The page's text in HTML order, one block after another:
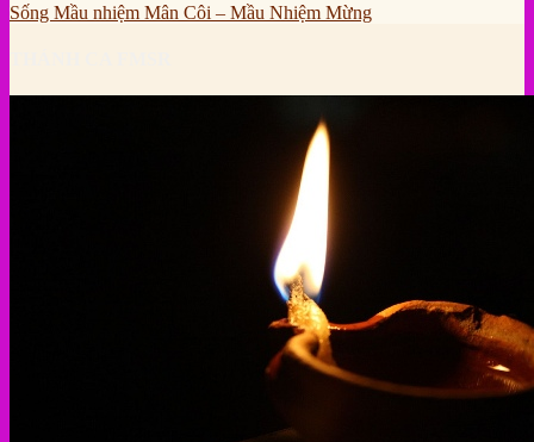
Sống Mầu nhiệm Mân Côi – Mầu Nhiệm Mừng